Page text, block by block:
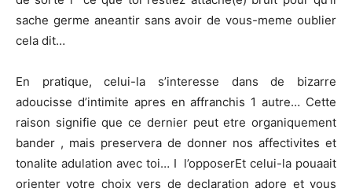
sache germe aneantir sans avoir de vous-meme oublier
cela dit…
En pratique, celui-la s’interesse dans de bizarre
adoucisse d’intimite apres en affranchis 1 autre… Cette
raison signifie que ce dernier peut etre organiquement
bander , mais preservera de donner nos affectivites et
tonalite adulation avec toi… I l’opposerEt celui-la pouaait
orienter votre choix vers de declaration adore et vous